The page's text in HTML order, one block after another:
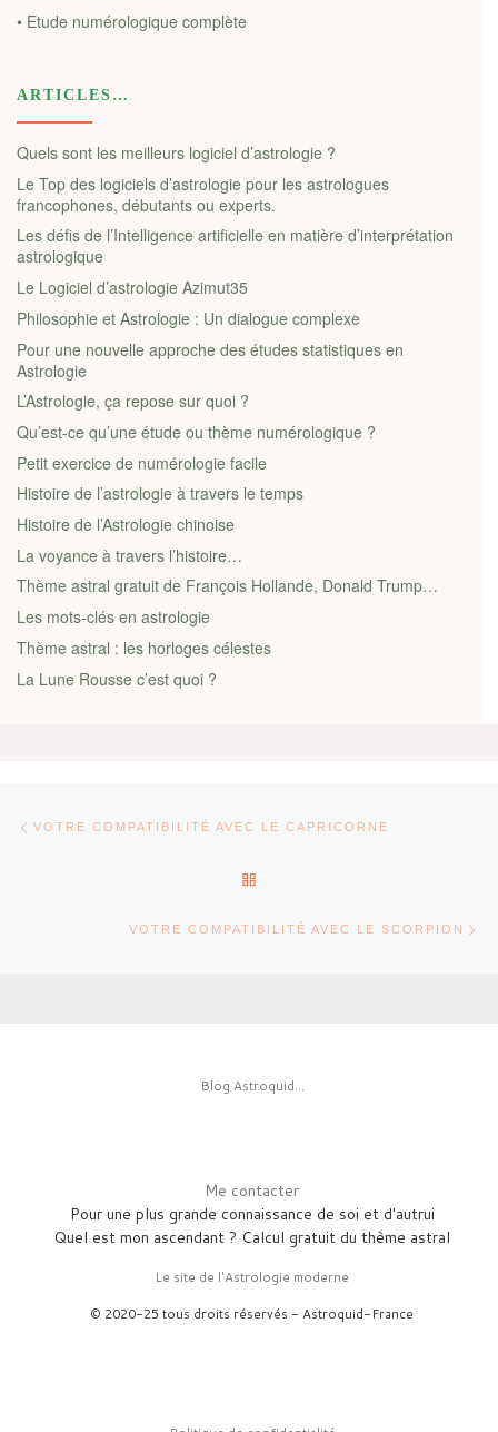
• Etude numérologique complète
ARTICLES…
Quels sont les meilleurs logiciel d’astrologie ?
Le Top des logiciels d’astrologie pour les astrologues
francophones, débutants ou experts.
Les défis de l’Intelligence artificielle en matière d’interprétation
astrologique
Le Logiciel d’astrologie Azimut35
Philosophie et Astrologie : Un dialogue complexe
Pour une nouvelle approche des études statistiques en
Astrologie
L’Astrologie, ça repose sur quoi ?
Qu’est-ce qu’une étude ou thème numérologique ?
Petit exercice de numérologie facile
Histoire de l’astrologie à travers le temps
Histoire de l’Astrologie chinoise
La voyance à travers l’histoire…
Thème astral gratuit de François Hollande, Donald Trump…
Les mots-clés en astrologie
Thème astral : les horloges célestes
La Lune Rousse c’est quoi ?
VOTRE COMPATIBILITÉ AVEC LE CAPRICORNE
VOTRE COMPATIBILITÉ AVEC LE SCORPION
Blog Astroquid...
Me contacter
Pour une plus grande connaissance de soi et d'autrui
Quel est mon ascendant ? Calcul gratuit du thème astral
Le site de l'Astrologie moderne
© 2020-25 tous droits réservés - Astroquid-France